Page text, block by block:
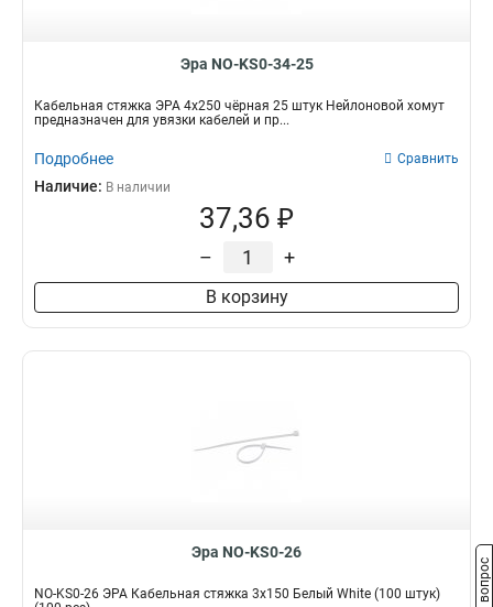
Эра NO-KS0-34-25
Кабельная стяжка ЭРА 4x250 чёрная 25 штук Нейлоновой хомут
предназначен для увязки кабелей и пр...
Подробнее Сравнить
Наличие: В наличии
37,36 ₽
– +
В корзину
Эра NO-KS0-26
NO-KS0-26 ЭРА Кабельная стяжка 3х150 Белый White (100 штук)